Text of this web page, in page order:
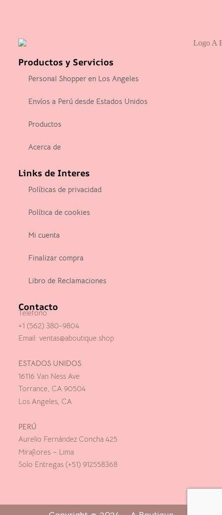
Productos y Servicios
Personal Shopper en Los Angeles
Envíos a Perú desde Estados Unidos
Productos
Acerca de
Links de Interes
Políticas de privacidad
Política de cookies
Mi cuenta
Finalizar compra
Libro de Reclamaciones
Contacto
Telefono
+1 (562) 380-9804
Email: ventas@aboutique.shop
ESTADOS UNIDOS
16116 Van Ness Ave
Torrance, CA 90504
Los Angeles, CA
PERÚ
Aurelio Fernández Concha 425
Miraflores – Lima
Solo Entregas (+51) 912558368